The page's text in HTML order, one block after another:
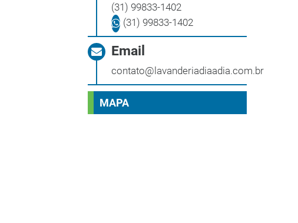
(31) 99833-1402
(31) 99833-1402
Email
contato@lavanderiadiaadia.com.br
MAPA